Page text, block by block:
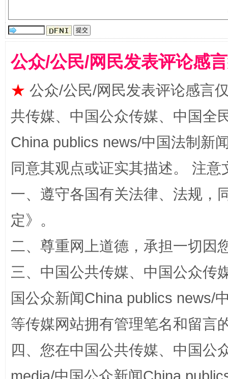
受贿1.44亿！段成刚被判无期
全民健身五年计划来了！等你上场
阿坝州三大球赛在茂县开幕 规模
公众/公民/网民发表评论感
★ 公众/公民/网民发表评论感言
共传媒、中国公众传媒、中国全
China publics news/中国法制新
同意其观点或证实其描述。 注
一、遵守各国有关法律、法规，
定》。
二、尊重网上道德，承担一切因
三、中国公共传媒、中国公众传
国公众新闻China publics news/
等传媒网站拥有管理笔名和留言
四、您在中国公共传媒、中国公